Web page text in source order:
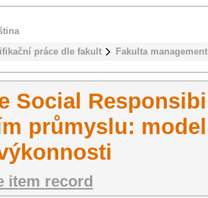
práce dle fakult Fakulta
Social
průmyslu:
item record